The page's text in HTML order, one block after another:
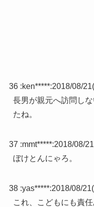
36 :ken*****:2018/08/
長男が親元へ訪問し
たね。
37 :mmt*****:2018/08/
ぼけとんにゃろ。
38 :yas*****:2018/08/
これ、こどもにも責任